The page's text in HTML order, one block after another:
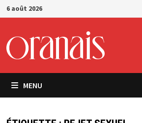
Passer
au
6 août 2026
MENU